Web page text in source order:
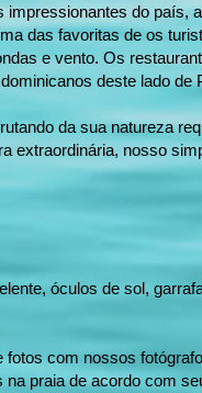
do país,
das favoritas de os
e vento. Os
deste lado de
da sua natureza
extraordinária, nosso
óculos de sol,
com nossos
praia de acordo com